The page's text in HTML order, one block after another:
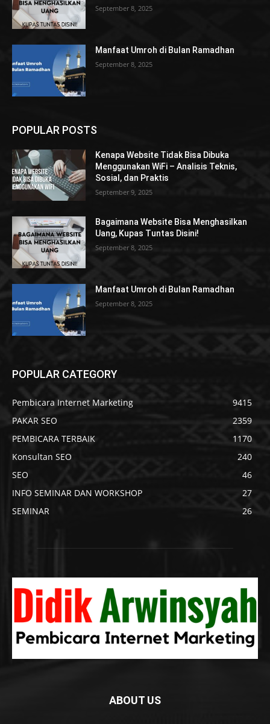
September 8, 2025
Manfaat Umroh di Bulan Ramadhan
September 8, 2025
POPULAR POSTS
Kenapa Website Tidak Bisa Dibuka
Menggunakan WiFi – Analisis Teknis,
Sosial, dan Praktis
September 9, 2025
Bagaimana Website Bisa Menghasilkan
Uang, Kupas Tuntas Disini!
September 8, 2025
Manfaat Umroh di Bulan Ramadhan
September 8, 2025
POPULAR CATEGORY
Pembicara Internet Marketing
9415
PAKAR SEO
2359
PEMBICARA TERBAIK
1170
Konsultan SEO
240
SEO
46
INFO SEMINAR DAN WORKSHOP
27
SEMINAR
26
ABOUT US